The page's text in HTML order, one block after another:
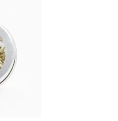
AUX
FAVORIS